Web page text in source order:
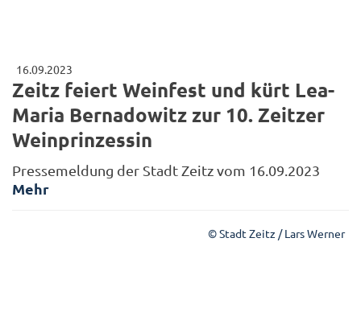
16.09.2023
Zeitz feiert Weinfest und kürt Lea-
Maria Bernadowitz zur 10. Zeitzer
Weinprinzessin
Pressemeldung der Stadt Zeitz vom 16.09.2023
Mehr
© Stadt Zeitz / Lars Werner